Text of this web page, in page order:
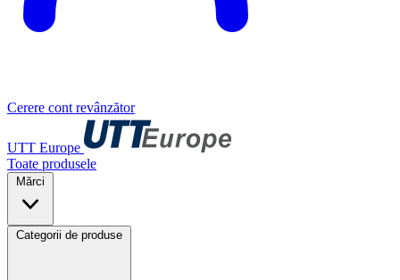
Cerere cont revânzător
UTT Europe
Toate produsele
Mărci
Categorii de produse